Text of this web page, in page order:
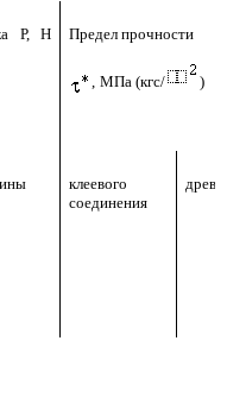
Р, Н
Предел прочности
, МПа (кгс/ )
клеевого
соединения